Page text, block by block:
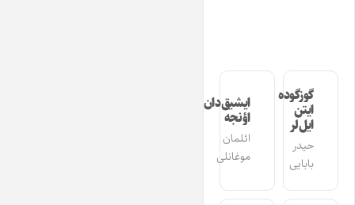
گوزگوده
ایتن
ایل‌لر
حیدر
بابایی
ایشیق‌دان
اؤنجه
ائلمان
موغانلی